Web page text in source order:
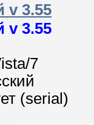
v 3.55
v 3.55
7
(serial)